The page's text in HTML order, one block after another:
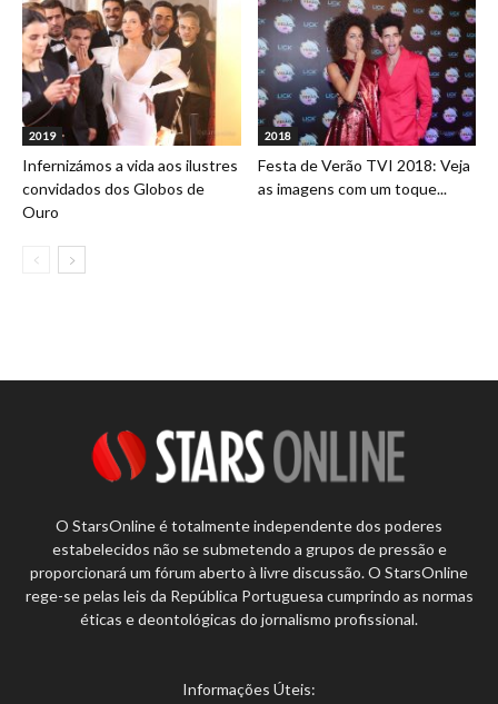
2019
Infernizámos a vida aos ilustres
convidados dos Globos de
Ouro
2018
Festa de Verão TVI 2018: Veja
as imagens com um toque...
O StarsOnline é totalmente independente dos poderes
estabelecidos não se submetendo a grupos de pressão e
proporcionará um fórum aberto à livre discussão. O StarsOnline
rege-se pelas leis da República Portuguesa cumprindo as normas
éticas e deontológicas do jornalismo profissional.
Informações Úteis: